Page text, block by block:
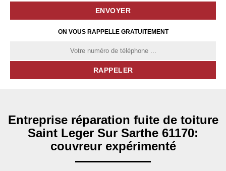
ON VOUS RAPPELLE GRATUITEMENT
Entreprise réparation fuite de toiture
Saint Leger Sur Sarthe 61170:
couvreur expérimenté